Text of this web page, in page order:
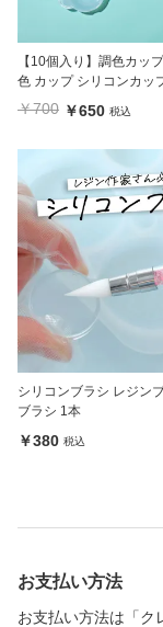
【10個入り】調色カップ
色 カップ シリコンカッ
￥700 ￥650 税込
シリコンブラシ レジン
ブラシ 1本
￥380 税込
お支払い方法
お支払い方法は「ク